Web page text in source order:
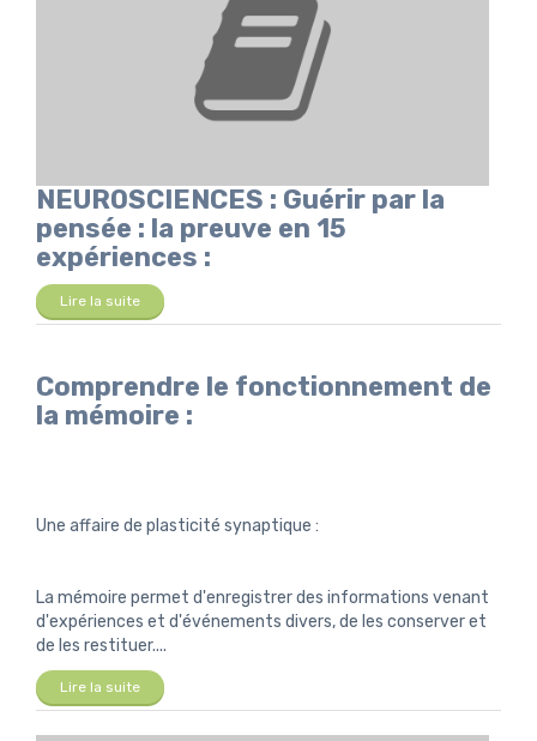
NEUROSCIENCES : Guérir par la
pensée : la preuve en 15
expériences :
Lire la suite
Comprendre le fonctionnement de
la mémoire :
Une affaire de plasticité synaptique :
La mémoire permet d'enregistrer des informations venant
d'expériences et d'événements divers, de les conserver et
de les restituer....
Lire la suite